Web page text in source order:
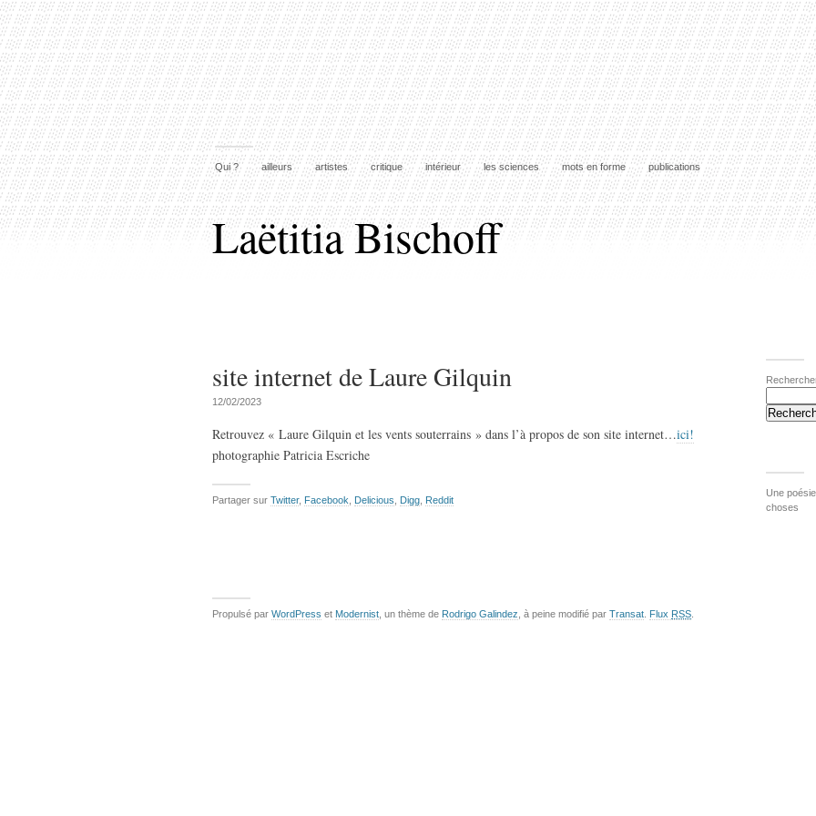
Qui ? ailleurs artistes critique intérieur les sciences mots en forme publications
Laëtitia Bischoff
site internet de Laure Gilquin
12/02/2023
Retrouvez « Laure Gilquin et les vents souterrains » dans l’à propos de son site internet…ici!
photographie Patricia Escriche
Partager sur Twitter, Facebook Delicious Digg Reddit
Une
choses
Propulsé par WordPress et Modernist , un thème de Rodrigo Galindez , à peine modifié par Transat Flux RSS